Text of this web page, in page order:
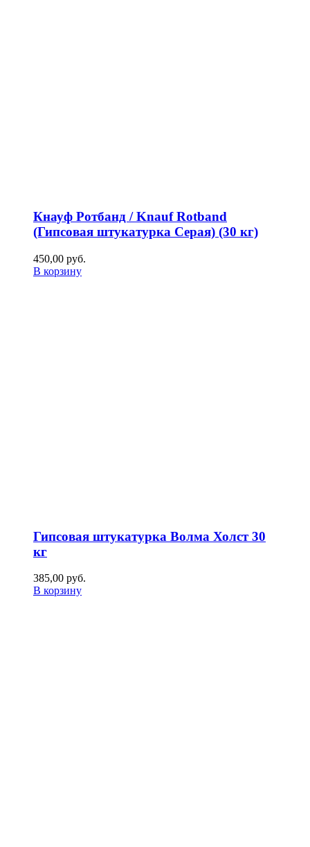
Кнауф Ротбанд / Knauf Rotband
(Гипсовая штукатурка Серая) (30 кг)
450,00 руб.
В корзину
Гипсовая штукатурка Волма Холст 30
кг
385,00 руб.
В корзину